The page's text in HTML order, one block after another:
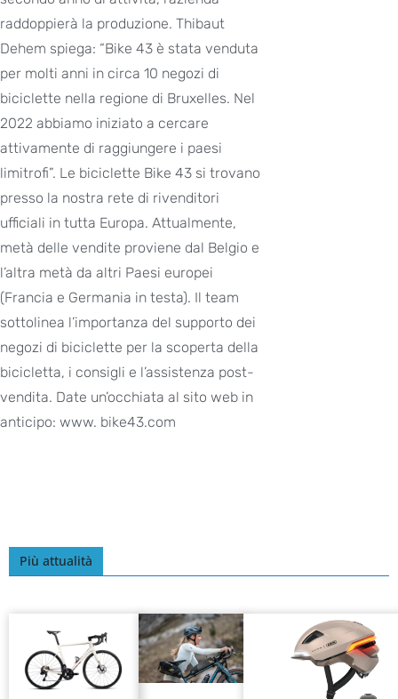
raddoppierà la produzione. Thibaut
Dehem spiega: “Bike 43 è stata venduta
per molti anni in circa 10 negozi di
biciclette nella regione di Bruxelles. Nel
2022 abbiamo iniziato a cercare
attivamente di raggiungere i paesi
limitrofi”. Le biciclette Bike 43 si trovano
presso la nostra rete di rivenditori
ufficiali in tutta Europa. Attualmente,
metà delle vendite proviene dal Belgio e
l’altra metà da altri Paesi europei
(Francia e Germania in testa). Il team
sottolinea l’importanza del supporto dei
negozi di biciclette per la scoperta della
bicicletta, i consigli e l’assistenza post-
vendita. Date un’occhiata al sito web in
anticipo: www. bike43.com
Più attualità